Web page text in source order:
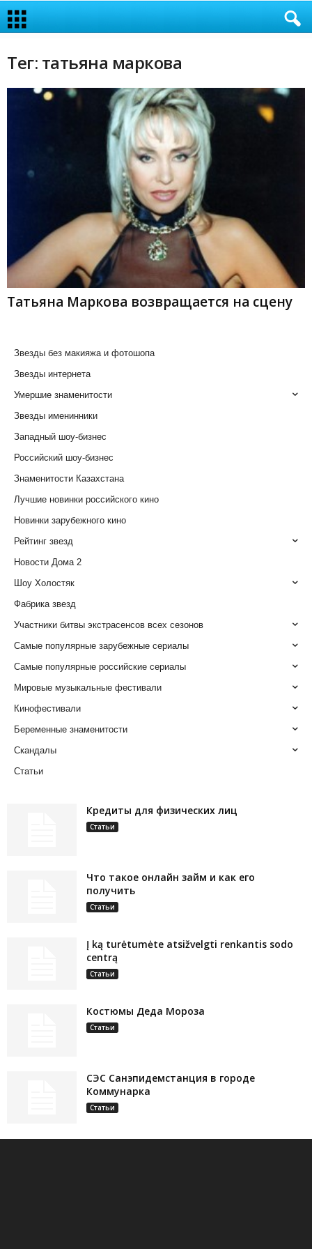
Тег: татьяна маркова
Татьяна Маркова возвращается на сцену
Звезды без макияжа и фотошопа
Звезды интернета
Умершие знаменитости
Звезды именинники
Западный шоу-бизнес
Российский шоу-бизнес
Знаменитости Казахстана
Лучшие новинки российского кино
Новинки зарубежного кино
Рейтинг звезд
Новости Дома 2
Шоу Холостяк
Фабрика звезд
Участники битвы экстрасенсов всех сезонов
Самые популярные зарубежные сериалы
Самые популярные российские сериалы
Мировые музыкальные фестивали
Кинофестивали
Беременные знаменитости
Скандалы
Статьи
Кредиты для физических лиц
Статьи
Что такое онлайн займ и как его
получить
Статьи
Į ką turėtumėte atsižvelgti renkantis sodo
centrą
Статьи
Костюмы Деда Мороза
Статьи
СЭС Санэпидемстанция в городе
Коммунарка
Статьи